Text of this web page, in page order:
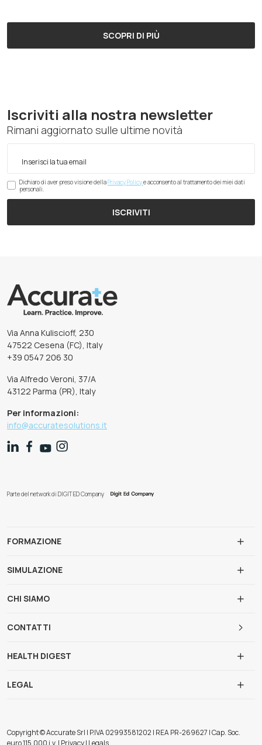
SCOPRI DI PIÙ
Iscriviti alla nostra newsletter
Rimani aggiornato sulle ultime novità
Dichiaro di aver preso visione dellaPrivacy Policye acconsento al trattamento dei miei dati
personali.
ISCRIVITI
Via Anna Kuliscioff, 230
47522 Cesena (FC), Italy
+39 0547 206 30
Via Alfredo Veroni, 37/A
43122 Parma (PR), Italy
Per informazioni:
info@accuratesolutions.it
Parte del network di DIGIT ED Company
FORMAZIONE
SIMULAZIONE
CHI SIAMO
CONTATTI
HEALTH DIGEST
LEGAL
Copyright © Accurate Srl | P.IVA 02993581202 | REA PR-269627 | Cap. Soc.
euro 115.000 i.v. | Privacy | Legals